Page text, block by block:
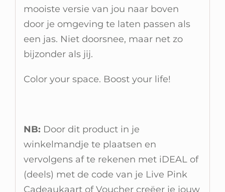
mooiste versie van jou naar boven
door je omgeving te laten passen als
een jas. Niet doorsnee, maar net zo
bijzonder als jij.
Color your space. Boost your life!
NB: Door dit product in je
winkelmandje te plaatsen en
vervolgens af te rekenen met iDEAL of
(deels) met de code van je Live Pink
Cadeaukaart of Voucher creëer je jouw